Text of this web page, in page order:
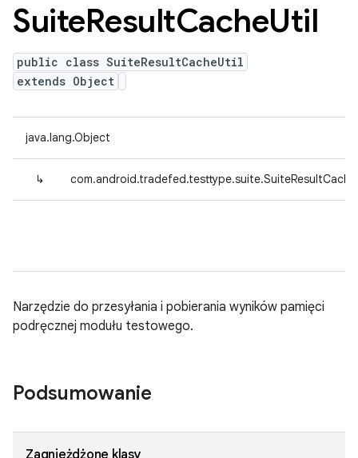
SuiteResultCacheUtil
public class SuiteResultCacheUtil
extends Object
java.lang.Object
↳
Narzędzie do przesyłania i pobierania wyników pamięci
podręcznej modułu testowego.
Podsumowanie
Zagnieżdżone klasy